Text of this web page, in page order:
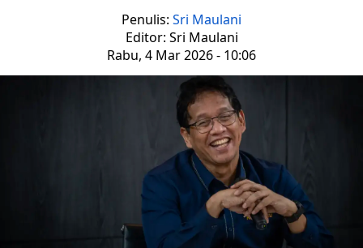
Penulis: Sri Maulani
Editor: Sri Maulani
Rabu, 4 Mar 2026 - 10:06